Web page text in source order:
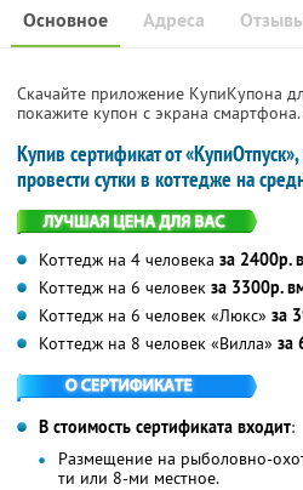
Основное Адреса
Скачайте приложение КупиКупона
покажите купон с экрана
Купив сертификат от
провести сутки в коттедже на
Коттедж на 4 человека за 2400р.
Коттедж на 6 человек за 3300р.
Коттедж на 6 человек «Люкс» за
Коттедж на 8 человек «Вилла» за
В стоимость сертификата входит:
Размещение на рыболовно-
ти или 8-ми местное.